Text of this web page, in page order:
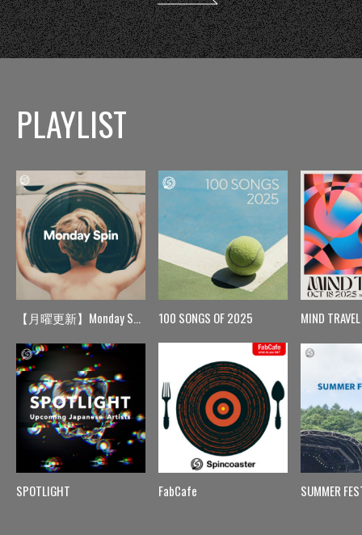
PLAYLIST
【月曜更新】Monday Spin
SPOTLIGHT
100 SONGS OF 2025
FabCafe
MIND TRAVEL
SUMMER